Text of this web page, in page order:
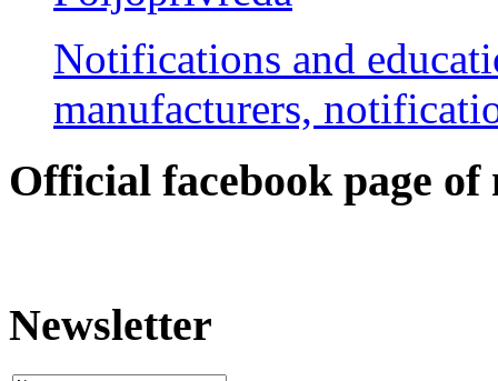
Notifications and
manufacturers,
Оfficial facebook page
Newsletter